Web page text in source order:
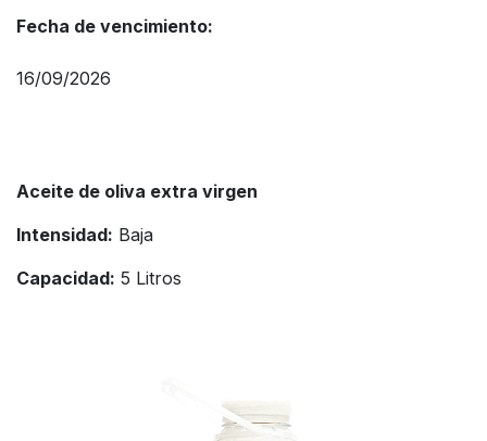
Fecha de vencimiento:
16/09/2026
Aceite de oliva extra virgen
Intensidad: Baja
Capacidad: 5 Litros